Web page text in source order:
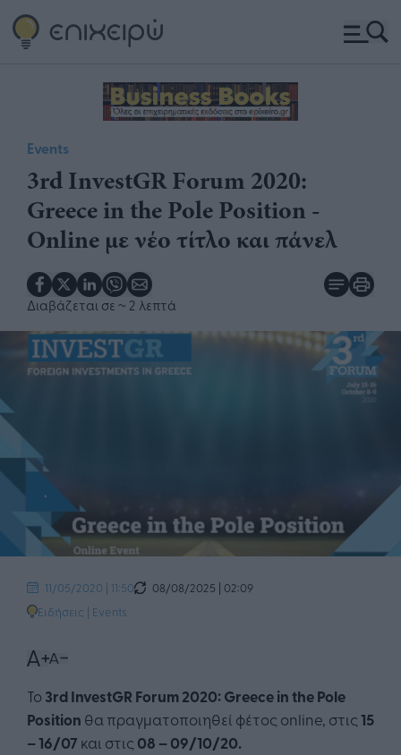
Events
3rd InvestGR Forum 2020:
Greece in the Pole Position -
Online με νέο τίτλο και πάνελ​
Διαβάζεται σε ~ 2 λεπτά
11/05/2020 | 11:50
08/08/2025 | 02:09
Ειδήσεις | Events
Το 3rd InvestGR Forum 2020: Greece in the Pole
Position θα πραγματοποιηθεί φέτος online, στις15
– 16/07 και στις 08 – 09/10/20.